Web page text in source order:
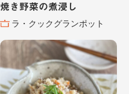
焼き野菜の煮浸し
ラ・クックグランポット